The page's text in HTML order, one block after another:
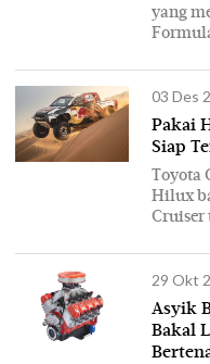
yang
03 Des
Pakai
Siap
Toyota
Hilux
Cruiser
29 Okt
Asyik
Bakal